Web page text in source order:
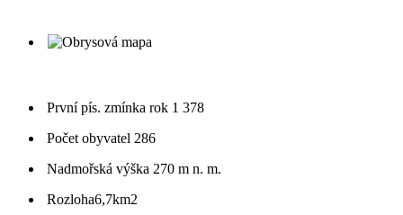
První pís. zmínka rok 1 378
Počet obyvatel 286
Nadmořská výška 270 m n. m.
Rozloha6,7km2